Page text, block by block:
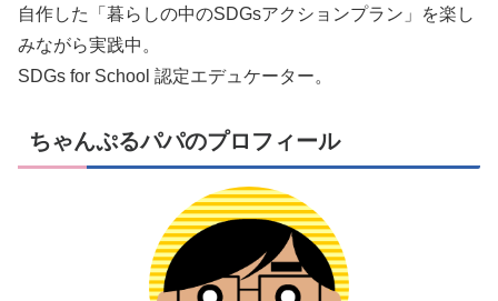
自作した「暮らしの中のSDGsアクションプラン」を楽し
みながら実践中。
SDGs for School 認定エデュケーター。
ちゃんぷるパパのプロフィール